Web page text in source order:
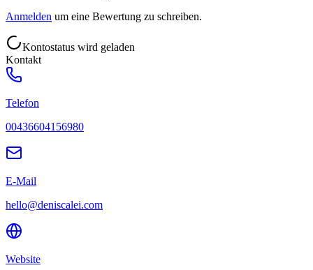
Anmelden um eine Bewertung zu schreiben.
Kontostatus wird geladen
Kontakt
Telefon
00436604156980
E-Mail
hello@deniscalei.com
Website